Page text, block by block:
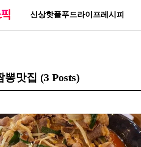
신상핫플푸드라이프레시피
뽕맛집 (3 Posts)